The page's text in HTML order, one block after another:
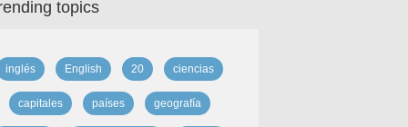
topics
inglés English 20 ciencias
capitales países geografía